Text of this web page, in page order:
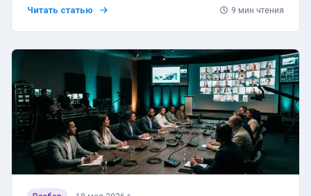
Читать статью 9 мин чтения